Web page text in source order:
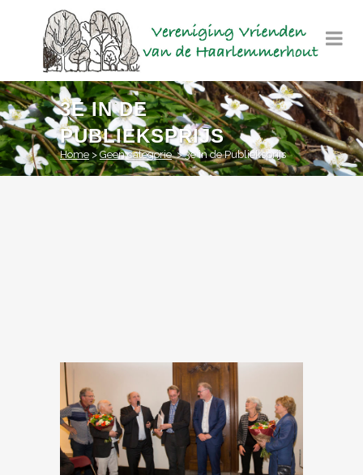
3E IN DE
PUBLIEKSPRIJS
Home > Geen categorie >3e in de Publieksprijs